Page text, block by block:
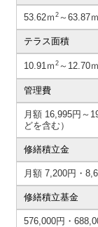
53.62ｍ 2～63.87ｍ
テラス面積
10.91ｍ 2～12.70ｍ
管理費
月額 16,995円～
どを含む）
修繕積立金
月額 7,200円・
修繕積立基金
576,000円・